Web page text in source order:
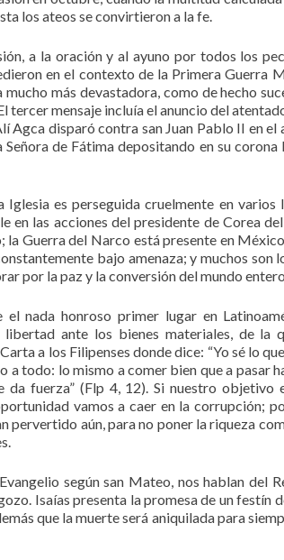
los ateos se convirtieron a la fe.
a la oración y al ayuno por todos los
en el contexto de la Primera Guerra
más devastadora, como de hecho
mensaje incluía el anuncio del
Agca disparó contra san Juan Pablo II en el
de Fátima depositando en su corona
es perseguida cruelmente en varios
en las acciones del presidente de Corea
Guerra del Narco está presente en
bajo amenaza; y muchos son
por la paz y la conversión del mundo
nada honroso primer lugar en
ante los bienes materiales, de la
a los Filipenses donde dice: “Yo sé lo
todo: lo mismo a comer bien que a pasar
da fuerza” (Flp 4, 12). Si nuestro objetivo
vamos a caer en la corrupción;
pervertido aún, para no poner la riqueza
según san Mateo, nos hablan del
Isaías presenta la promesa de un festín
que la muerte será aniquilada para